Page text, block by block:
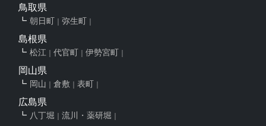
鳥取県
朝日町 弥生町
島根県
松江 代官町 伊勢宮町
岡山県
岡山 倉敷 表町
広島県
八丁堀 流川・薬研堀